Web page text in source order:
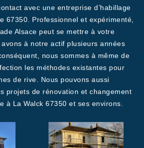
avec une entreprise d’habillage
67350. Professionnel et expérimenté,
Alsace peut se mettre à votre
à notre actif plusieurs années
nous sommes à même de
les méthodes existantes pour
de rive. Nous pouvons aussi
projets de rénovation et changement
à La Walck 67350 et ses environs.